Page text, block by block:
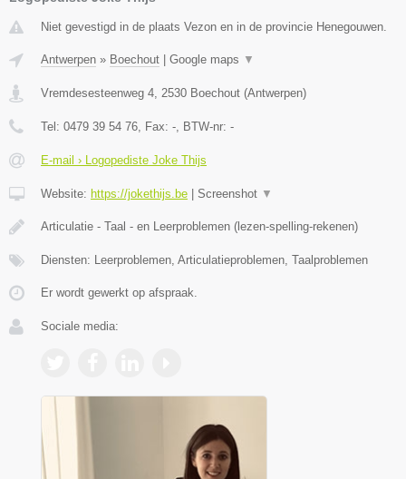
Niet gevestigd in de plaats Vezon en in de provincie Henegouwen.
Antwerpen » Boechout | Google maps ▼
Vremdesesteenweg 4 2530 Boechout (Antwerpen)
Tel: 0479 39 54 76 , Fax: - , BTW-nr: -
E-mail › Logopediste Joke Thijs
Website: https://jokethijs.be | Screenshot ▼
Articulatie - Taal - en Leerproblemen (lezen-spelling-rekenen)
Diensten: Leerproblemen, Articulatieproblemen, Taalproblemen
Er wordt gewerkt op afspraak.
Sociale media: